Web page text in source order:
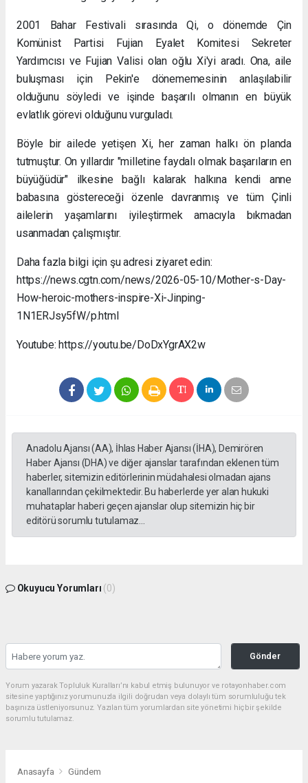
2001 Bahar Festivali sırasında Qi, o dönemde Çin
Komünist Partisi Fujian Eyalet Komitesi Sekreter
Yardımcısı ve Fujian Valisi olan oğlu Xi'yi aradı. Ona, aile
buluşması için Pekin'e dönememesinin anlaşılabilir
olduğunu söyledi ve işinde başarılı olmanın en büyük
evlatlık görevi olduğunu vurguladı.
Böyle bir ailede yetişen Xi, her zaman halkı ön planda
tutmuştur. On yıllardır "milletine faydalı olmak başarıların en
büyüğüdür" ilkesine bağlı kalarak halkına kendi anne
babasına göstereceği özenle davranmış ve tüm Çinli
ailelerin yaşamlarını iyileştirmek amacıyla bıkmadan
usanmadan çalışmıştır.
Daha fazla bilgi için şu adresi ziyaret edin:
https://news.cgtn.com/news/2026-05-10/Mother-s-Day-
How-heroic-mothers-inspire-Xi-Jinping-
1N1ERJsy5fW/p.html
Youtube: https://youtu.be/DoDxYgrAX2w
Anadolu Ajansı (AA), İhlas Haber Ajansı (İHA), Demirören
Haber Ajansı (DHA) ve diğer ajanslar tarafından eklenen tüm
haberler, sitemizin editörlerinin müdahalesi olmadan ajans
kanallarından çekilmektedir. Bu haberlerde yer alan hukuki
muhataplar haberi geçen ajanslar olup sitemizin hiç bir
editörü sorumlu tutulamaz...
Okuyucu Yorumları (0)
Gönder
Yorum yazarak Topluluk Kuralları’nı kabul etmiş bulunuyor ve rotayonhaber.com
sitesine yaptığınız yorumunuzla ilgili doğrudan veya dolaylı tüm sorumluluğu tek
başınıza üstleniyorsunuz. Yazılan tüm yorumlardan site yönetimi hiçbir şekilde
sorumlu tutulamaz.
Anasayfa Gündem